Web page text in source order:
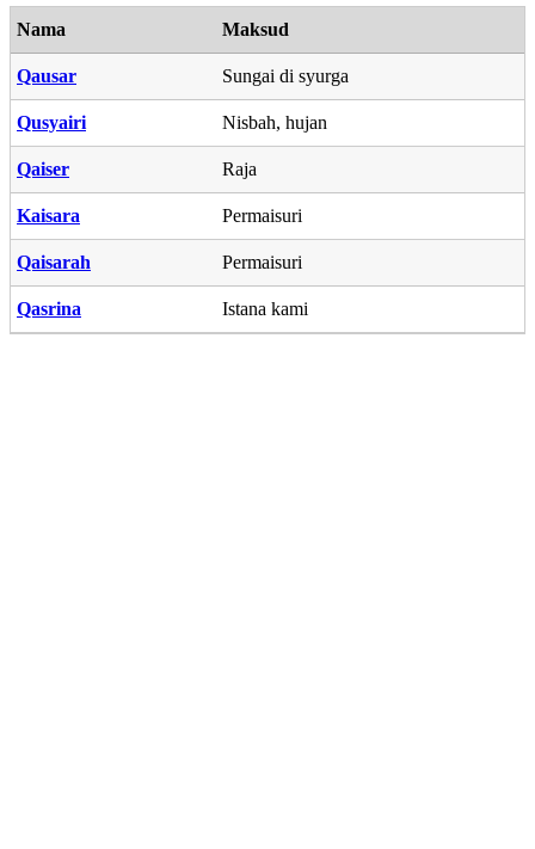
Nama Maksud
Qausar Sungai di syurga
Qusyairi Nisbah, hujan
Qaiser Raja
Kaisara Permaisuri
Qaisarah Permaisuri
Qasrina Istana kami